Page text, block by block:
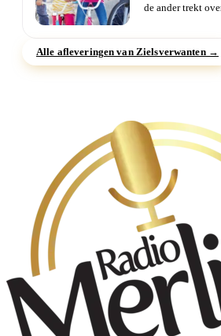
de ander trekt
Alle afleveringen van Zielsverwanten →